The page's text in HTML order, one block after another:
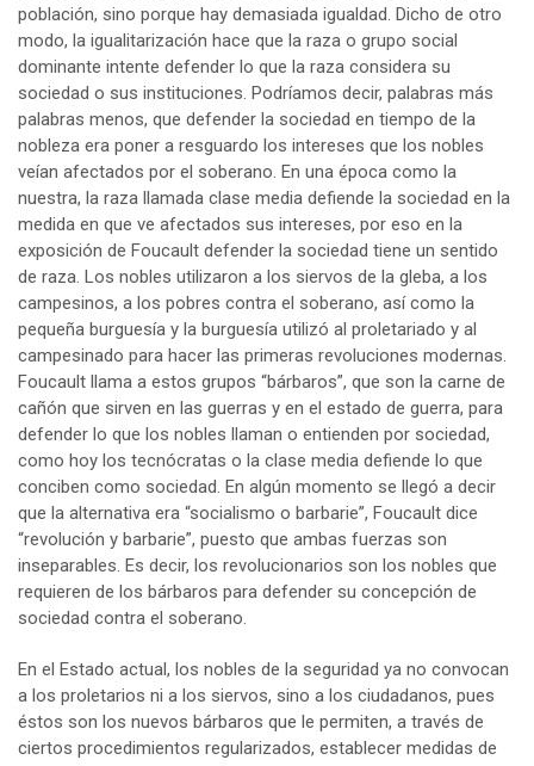
población, sino porque hay demasiada igualdad. Dicho de otro
modo, la igualitarización hace que la raza o grupo social
dominante intente defender lo que la raza considera su
sociedad o sus instituciones. Podríamos decir, palabras más
palabras menos, que defender la sociedad en tiempo de la
nobleza era poner a resguardo los intereses que los nobles
veían afectados por el soberano. En una época como la
nuestra, la raza llamada clase media defiende la sociedad en la
medida en que ve afectados sus intereses, por eso en la
exposición de Foucault defender la sociedad tiene un sentido
de raza. Los nobles utilizaron a los siervos de la gleba, a los
campesinos, a los pobres contra el soberano, así como la
pequeña burguesía y la burguesía utilizó al proletariado y al
campesinado para hacer las primeras revoluciones modernas.
Foucault llama a estos grupos “bárbaros”, que son la carne de
cañón que sirven en las guerras y en el estado de guerra, para
defender lo que los nobles llaman o entienden por sociedad,
como hoy los tecnócratas o la clase media defiende lo que
conciben como sociedad. En algún momento se llegó a decir
que la alternativa era “socialismo o barbarie”, Foucault dice
“revolución y barbarie”, puesto que ambas fuerzas son
inseparables. Es decir, los revolucionarios son los nobles que
requieren de los bárbaros para defender su concepción de
sociedad contra el soberano.
En el Estado actual, los nobles de la seguridad ya no convocan
a los proletarios ni a los siervos, sino a los ciudadanos, pues
éstos son los nuevos bárbaros que le permiten, a través de
ciertos procedimientos regularizados, establecer medidas de